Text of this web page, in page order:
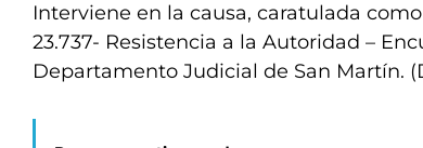
Interviene en la causa, caratulada
23.737- Resistencia a la Autoridad –
Departamento Judicial de San Martín.